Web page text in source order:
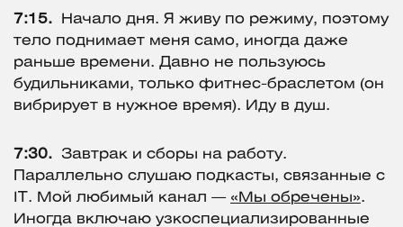
7:15.
Начало дня. Я живу по режиму, поэтому
тело поднимает меня само, иногда даже
раньше времени. Давно не пользуюсь
будильниками, только фитнес-браслетом (он
вибрирует в нужное время). Иду в душ.
7:30.
Завтрак и сборы на работу.
Параллельно слушаю подкасты, связанные с
IT. Мой любимый канал — «‎Мы обречены».
Иногда включаю узкоспециализированные